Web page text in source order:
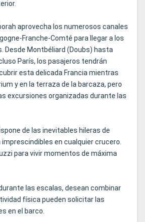
aprovecha los numerosos canales
Franche-Comté para llegar a los
Desde Montbéliard (Doubs) hasta
París, los pasajeros tendrán
esta delicada Francia mientras
y en la terraza de la barcaza, pero
excursiones organizadas durante las
de las inevitables hileras de
en cualquier crucero.
para vivir momentos de máxima
las escalas, desean combinar
física pueden solicitar las
en el barco.